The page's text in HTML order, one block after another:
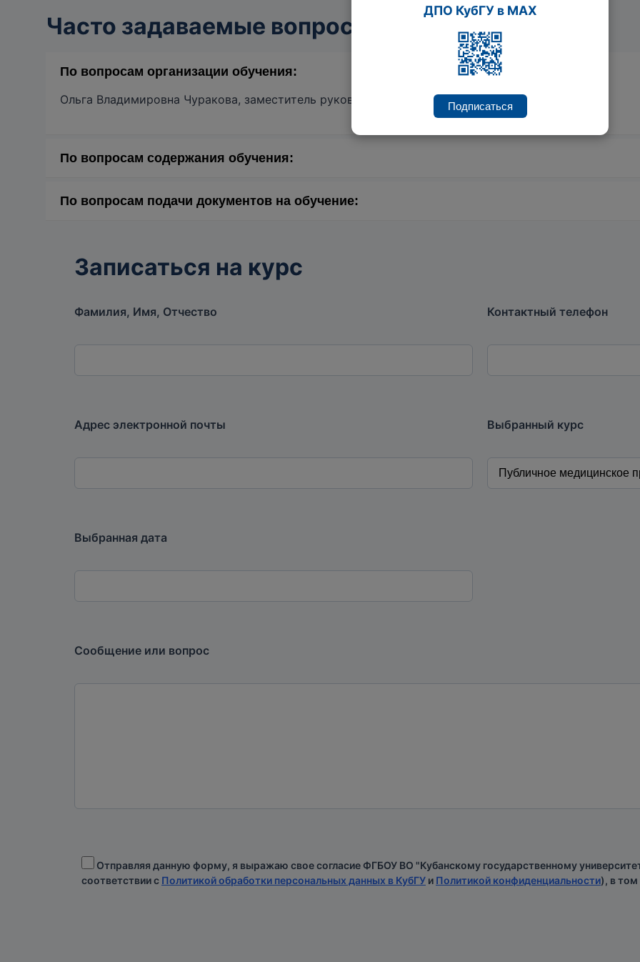
Часто задаваемые вопросы
По вопросам организации обучения:
Ольга Владимировна Чуракова, заместитель руководителя ИППК (info@ippk.kubsu.ru)
По вопросам содержания обучения:
Хмырова
По вопросам подачи документов на обучение:
Записаться на курс
Фамилия, Имя, Отчество Контактный телефон
Адрес электронной почты Выбранный курс
Выбранная дата
Сообщение или вопрос
Отправляя данную форму, я выражаю свое согласие ФГБОУ ВО "Кубанскому государственному
соответствии с Политикой обработки персональных данных в КубГУ и Политикой конфиденциальности), в том
ДПО КубГУ в MAX
Подписаться